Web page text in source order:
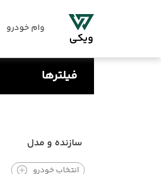
وام خودرو
فیلترها
سازنده و مدل
انتخاب خودرو